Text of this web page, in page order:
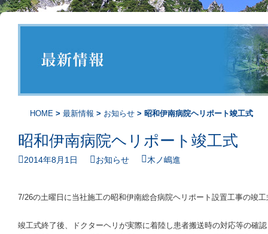
HOME > 最新情報 > お知らせ > 昭和伊南病院ヘリポート竣工式
昭和伊南病院ヘリポート竣工式
2014年8月1日 お知らせ 木ノ嶋進
7/26の土曜日に当社施工の昭和伊南総合病院ヘリポート設置工事の竣
竣工式終了後、ドクターヘリが実際に着陸し患者搬送時の対応等の確